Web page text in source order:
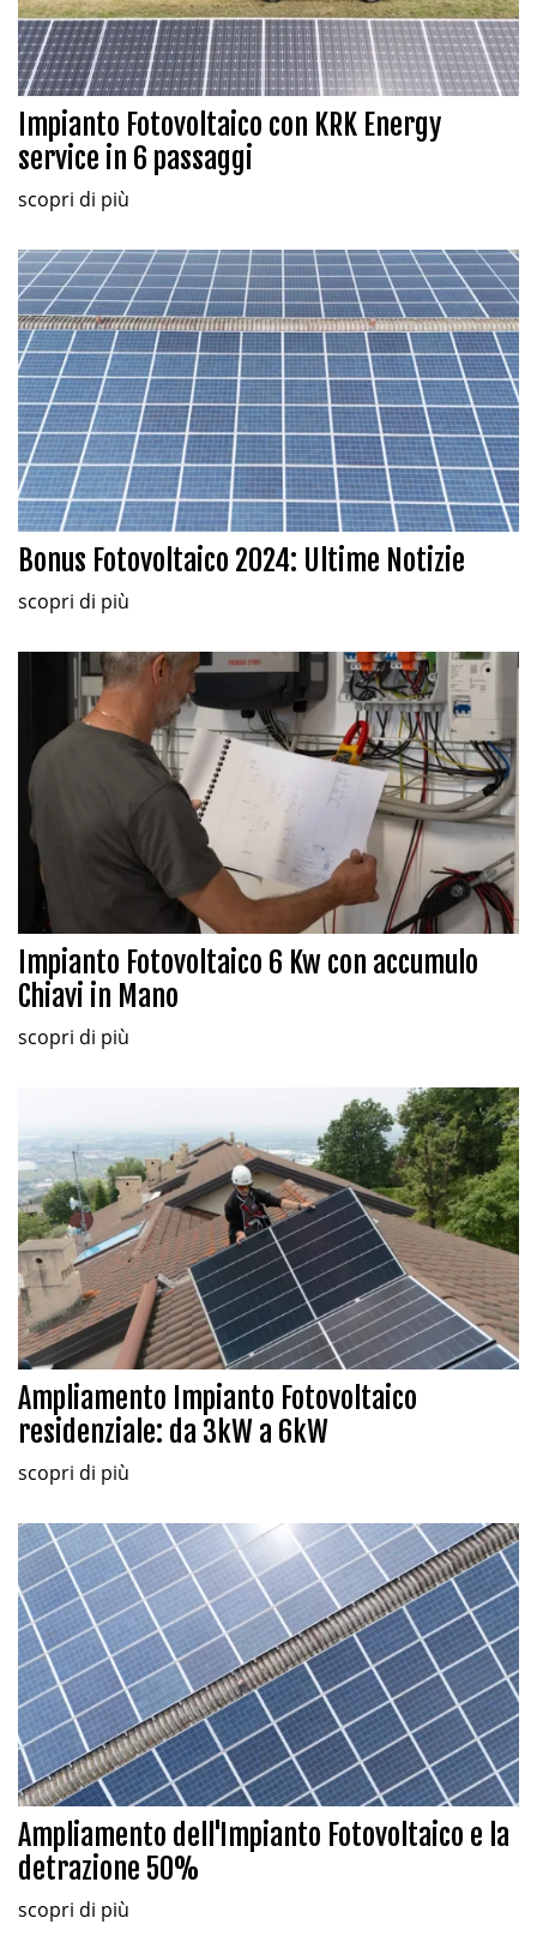
Impianto Fotovoltaico con KRK Energy
service in 6 passaggi
scopri di più
Bonus Fotovoltaico 2024: Ultime Notizie
scopri di più
Impianto Fotovoltaico 6 Kw con accumulo
Chiavi in Mano
scopri di più
Ampliamento Impianto Fotovoltaico
residenziale: da 3kW a 6kW
scopri di più
Ampliamento dell'Impianto Fotovoltaico e la
detrazione 50%
scopri di più